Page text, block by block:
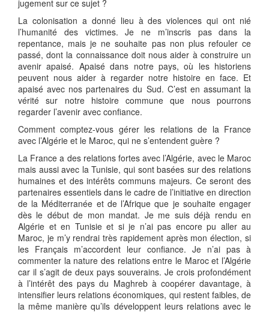
jugement sur ce sujet ?
La colonisation a donné lieu à des violences qui ont nié
l’humanité des victimes. Je ne m’inscris pas dans la
repentance, mais je ne souhaite pas non plus refouler ce
passé, dont la connaissance doit nous aider à construire un
avenir apaisé. Apaisé dans notre pays, où les historiens
peuvent nous aider à regarder notre histoire en face. Et
apaisé avec nos partenaires du Sud. C’est en assumant la
vérité sur notre histoire commune que nous pourrons
regarder l’avenir avec confiance.
Comment comptez-vous gérer les relations de la France
avec l’Algérie et le Maroc, qui ne s’entendent guère ?
La France a des relations fortes avec l’Algérie, avec le Maroc
mais aussi avec la Tunisie, qui sont basées sur des relations
humaines et des intérêts communs majeurs. Ce seront des
partenaires essentiels dans le cadre de l’initiative en direction
de la Méditerranée et de l’Afrique que je souhaite engager
dès le début de mon mandat. Je me suis déjà rendu en
Algérie et en Tunisie et si je n’ai pas encore pu aller au
Maroc, je m’y rendrai très rapidement après mon élection, si
les Français m’accordent leur confiance. Je n’ai pas à
commenter la nature des relations entre le Maroc et l’Algérie
car il s’agit de deux pays souverains. Je crois profondément
à l’intérêt des pays du Maghreb à coopérer davantage, à
intensifier leurs relations économiques, qui restent faibles, de
la même manière qu’ils développent leurs relations avec le